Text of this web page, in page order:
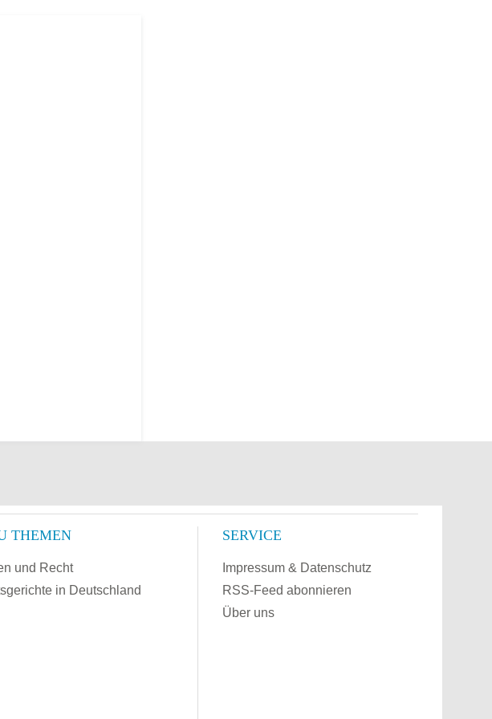
THEMEN
und Recht
in Deutschland
SERVICE
Impressum & Datenschutz
RSS-Feed abonnieren
Über uns